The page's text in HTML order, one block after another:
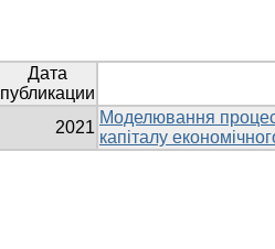
Дата
публикации
2021
Моделювання
капіталу